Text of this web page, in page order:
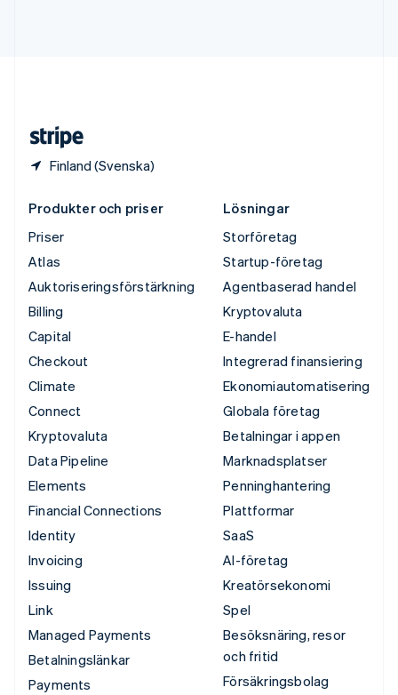
Finland (Svenska)
Produkter och priser
Priser
Atlas
Auktoriseringsförstärkning
Billing
Capital
Checkout
Climate
Connect
Kryptovaluta
Data Pipeline
Elements
Financial Connections
Identity
Invoicing
Issuing
Link
Managed Payments
Betalningslänkar
Payments
Lösningar
Storföretag
Startup-företag
Agentbaserad handel
Kryptovaluta
E-handel
Integrerad finansiering
Ekonomiautomatisering
Globala företag
Betalningar i appen
Marknadsplatser
Penninghantering
Plattformar
SaaS
AI-företag
Kreatörsekonomi
Spel
Besöksnäring, resor
och fritid
Försäkringsbolag